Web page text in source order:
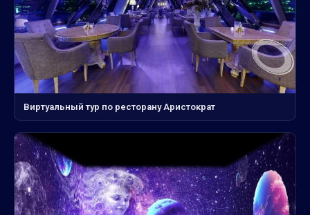
Виртуальный тур по ресторану Аристократ